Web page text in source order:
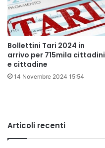
Bollettini Tari 2024 in
arrivo per 715mila cittadini
e cittadine
14 Novembre 2024 15:54
Articoli recenti